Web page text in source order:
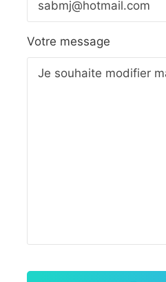
Votre message